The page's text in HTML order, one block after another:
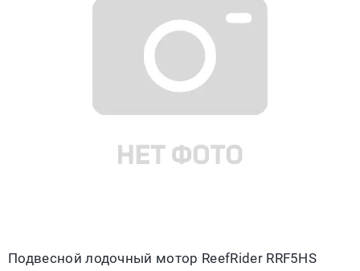
Подвесной лодочный мотор ReefRider RRF5HS